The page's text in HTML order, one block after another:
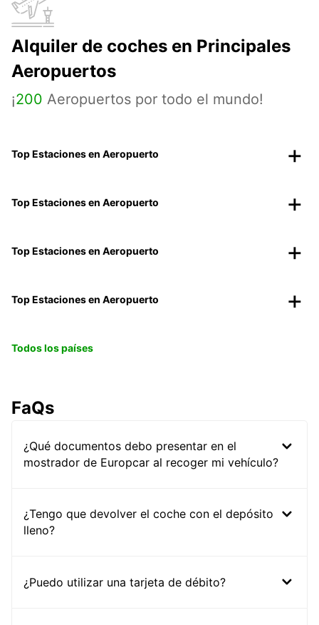
Alquiler de coches en Principales
Aeropuertos
¡200 Aeropuertos por todo el mundo!
Top Estaciones en Aeropuerto
Top Estaciones en Aeropuerto
Top Estaciones en Aeropuerto
Top Estaciones en Aeropuerto
Todos los países
FaQs
¿Qué documentos debo presentar en el
mostrador de Europcar al recoger mi vehículo?
¿Tengo que devolver el coche con el depósito
lleno?
¿Puedo utilizar una tarjeta de débito?